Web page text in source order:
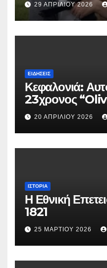
29 ΑΠΡΙΛΊΟΥ 2026
ΕΙΔΉΣΕΙΣ
Κεφαλονιά:
23χρονος
κατηγορείται
Μυρτούς
20 ΑΠΡΙΛΊΟΥ 2026
ΙΣΤΟΡΊΑ
Η Εθνική
1821
25 ΜΑΡΤΊΟΥ 2026